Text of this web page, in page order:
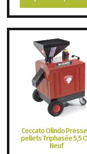
Ceccato Olindo
pellets Triphasée 5,5
Neuf